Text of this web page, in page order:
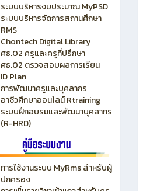
ระบบติดตามผู้สำเร็จการศึกษา
ระบบรายงานการจัดการเรียนการ
สอนออนไลน์
ระบบบริหารงบประมาณ MyPSD
ระบบบริหารจัดการสถานศึกษา
RMS
Chontech Digital Library
ศธ.02 ครูและครูที่ปรึกษา
ศธ.02 ตรวจสอบผลการเรียน
ID Plan
การพัฒนาครูและบุคลากร
อาชีวศึกษาออนไลน์ Rtraining
ระบบฝึกอบรมและพัฒนาบุคลากร
(R-HRD)